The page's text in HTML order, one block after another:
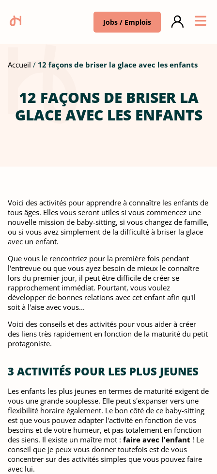
Jobs / Emplois
Accueil 12 façons de briser la glace avec les enfants
12 FAÇONS DE BRISER LA
GLACE AVEC LES ENFANTS
Voici des activités pour apprendre à connaître les enfants de
tous âges. Elles vous seront utiles si vous commencez une
nouvelle mission de baby-sitting, si vous changez de famille,
ou si vous avez simplement de la difficulté à briser la glace
avec un enfant.
Que vous le rencontriez pour la première fois pendant
l'entrevue ou que vous ayez besoin de mieux le connaître
lors du premier jour, il peut être difficile de créer se
rapprochement immédiat. Pourtant, vous voulez
développer de bonnes relations avec cet enfant afin qu'il
soit à l'aise avec vous...
Voici des conseils et des activités pour vous aider à créer
des liens très rapidement en fonction de la maturité du petit
protagoniste.
3 ACTIVITÉS POUR LES PLUS JEUNES
Les enfants les plus jeunes en termes de maturité exigent de
vous une grande souplesse. Elle peut s'expanser vers une
flexibilité horaire également. Le bon côté de ce baby-sitting
est que vous pouvez adapter l'activité en fonction de vos
besoins et de votre humeur, et pas totalement en fonction
des siens. Il existe un maître mot : faire avec l'enfant ! Le
conseil que je peux vous donner toutefois est de vous
concentrer sur des activités simples que vous pouvez faire
avec lui.